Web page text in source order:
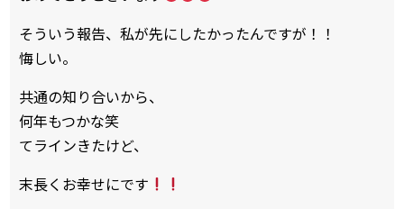
そういう報告、私が先にしたかったんですが！！
悔しい。
共通の知り合いから、
何年もつかな笑
てラインきたけど、
末長くお幸せにです